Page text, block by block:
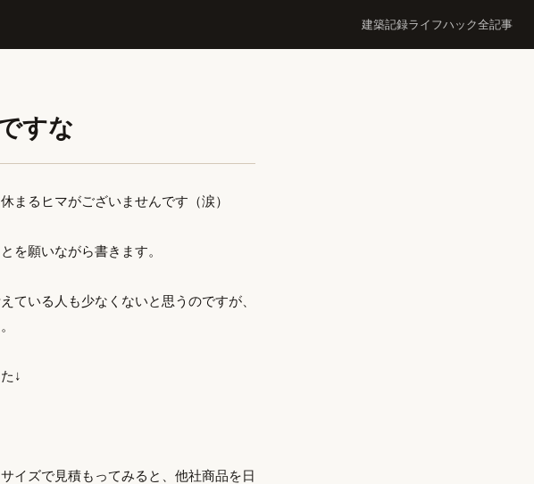
建築記録ライフハック全記事
すな
まるヒマがございませんです（涙）
を願いながら書きます。
ている人も少なくないと思うのですが、
↓
イズで見積もってみると、他社商品を日